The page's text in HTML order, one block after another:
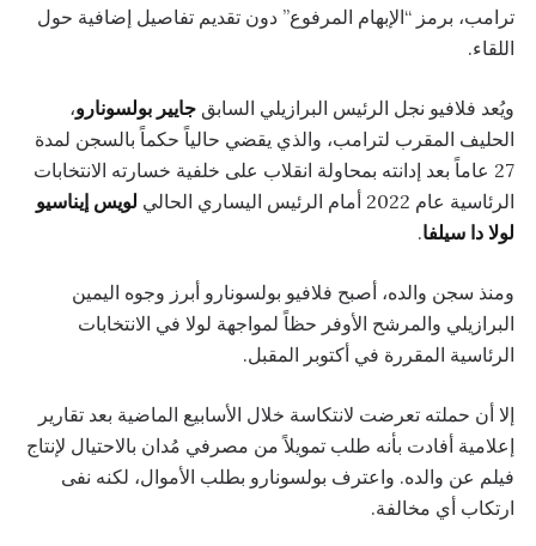
ترامب، برمز “الإبهام المرفوع” دون تقديم تفاصيل إضافية حول
اللقاء.
ويُعد فلافيو نجل الرئيس البرازيلي السابق جايير بولسونارو،
الحليف المقرب لترامب، والذي يقضي حالياً حكماً بالسجن لمدة
27 عاماً بعد إدانته بمحاولة انقلاب على خلفية خسارته الانتخابات
الرئاسية عام 2022 أمام الرئيس اليساري الحالي
لويس إيناسيو
لولا دا سيلفا.
ومنذ سجن والده، أصبح فلافيو بولسونارو أبرز وجوه اليمين
البرازيلي والمرشح الأوفر حظاً لمواجهة لولا في الانتخابات
الرئاسية المقررة في أكتوبر المقبل.
إلا أن حملته تعرضت لانتكاسة خلال الأسابيع الماضية بعد تقارير
إعلامية أفادت بأنه طلب تمويلاً من مصرفي مُدان بالاحتيال لإنتاج
فيلم عن والده. واعترف بولسونارو بطلب الأموال، لكنه نفى
ارتكاب أي مخالفة.